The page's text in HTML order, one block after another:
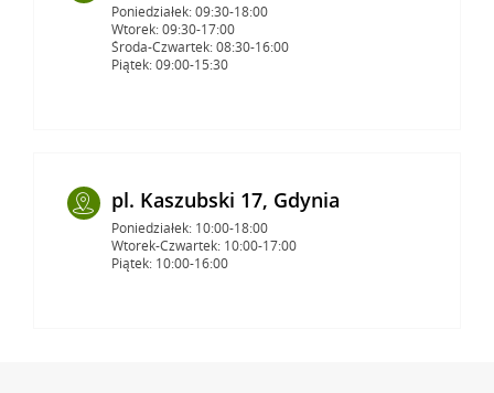
Poniedziałek: 09:30-18:00
Wtorek: 09:30-17:00
Środa-Czwartek: 08:30-16:00
Piątek: 09:00-15:30
pl. Kaszubski 17, Gdynia
Poniedziałek: 10:00-18:00
Wtorek-Czwartek: 10:00-17:00
Piątek: 10:00-16:00